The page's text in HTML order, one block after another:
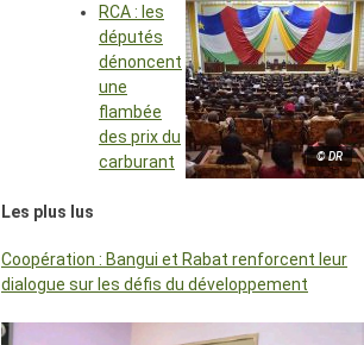
© DR
RCA : les
députés
dénoncent
une
flambée
des prix du
carburant
Les plus lus
Coopération : Bangui et Rabat renforcent leur
dialogue sur les défis du développement